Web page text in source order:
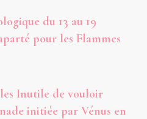
du 13 au 19
pour les Flammes
Inutile de vouloir
initiée par Vénus en